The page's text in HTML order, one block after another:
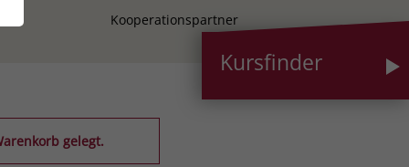
Kooperationspartner
Kursfinder
gelegt.